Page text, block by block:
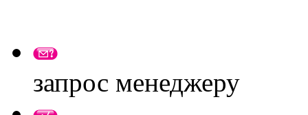
запрос менеджеру